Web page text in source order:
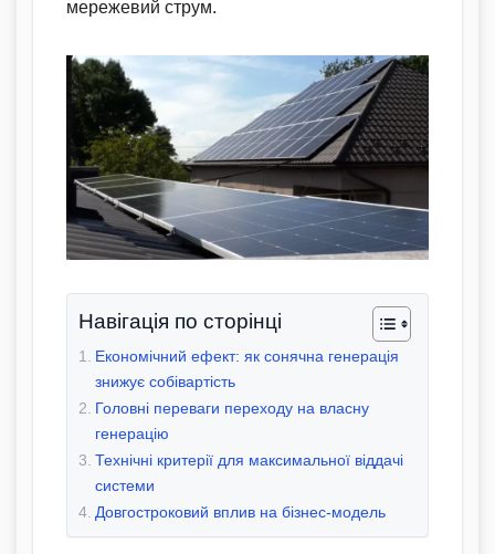
мережевий струм.
Навігація по сторінці
Економічний ефект: як сонячна генерація
знижує собівартість
Головні переваги переходу на власну
генерацію
Технічні критерії для максимальної віддачі
системи
Довгостроковий вплив на бізнес-модель